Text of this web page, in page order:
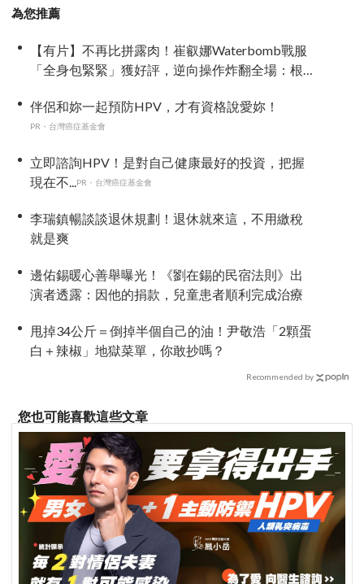
為您推薦
【有片】不再比拼露肉！崔叡娜Waterbomb戰服
「全身包緊緊」獲好評，逆向操作炸翻全場：根
伴侶和妳一起預防HPV，才有資格說愛妳！
PR・台灣癌症基金會
立即諮詢HPV！是對自己健康最好的投資，把握
現在不...
PR・台灣癌症基金會
李瑞鎮暢談談退休規劃！退休就來這，不用繳稅
就是爽
邊佑錫暖心善舉曝光！《劉在錫的民宿法則》出
演者透露：因他的捐款，兒童患者順利完成治療
甩掉34公斤＝倒掉半個自己的油！尹敬浩「2顆蛋
白＋辣椒」地獄菜單，你敢抄嗎？
Recommended by
您也可能喜歡這些文章